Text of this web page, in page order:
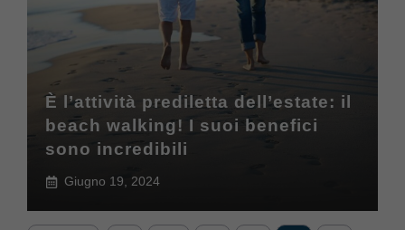
È l’attività prediletta dell’estate: il
beach walking! I suoi benefici
sono incredibili
Giugno 19, 2024